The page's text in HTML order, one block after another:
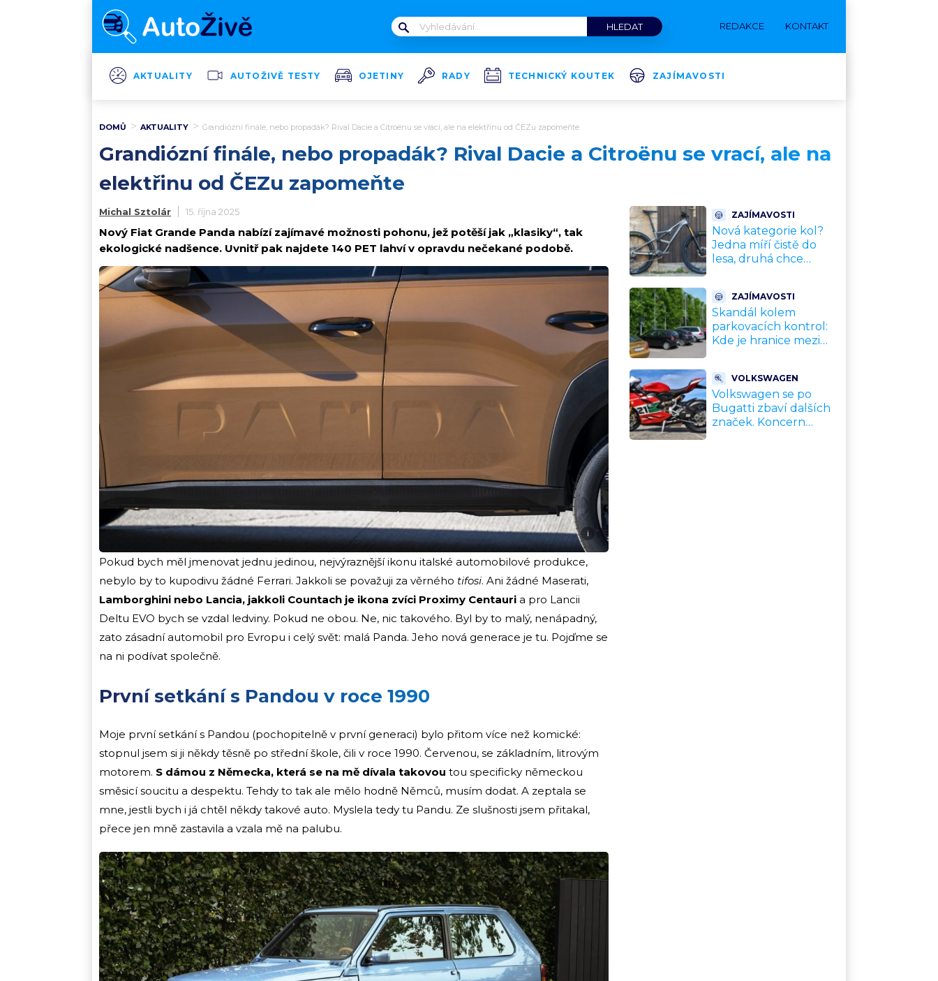
REDAKCE KONTAKT
AKTUALITY AUTOŽIVĚ TESTY OJETINY RADY TECHNICKÝ KOUTEK ZAJÍMAVOSTI
DOMŮ AKTUALITY Grandiózní finále, nebo propadák? Rival Dacie a Citroënu se vrací, ale na elektřinu od ČEZu zapomeňte
Grandiózní finále, nebo propadák? Rival Dacie a Citroënu se vrací, ale na
elektřinu od ČEZu zapomeňte
Michal Sztolár 15. října 2025
Nový Fiat Grande Panda nabízí zajímavé možnosti pohonu, jež potěší jak „klasiky“, tak
ekologické nadšence. Uvnitř pak najdete 140 PET lahví v opravdu nečekané podobě.
i
Pokud bych měl jmenovat jednu jedinou, nejvýraznější ikonu italské automobilové produkce,
nebylo by to kupodivu žádné Ferrari. Jakkoli se považuji za věrného tifosi. Ani žádné Maserati,
Lamborghini nebo Lancia, jakkoli Countach je ikona zvíci Proximy Centauri a pro Lancii
Deltu EVO bych se vzdal ledviny. Pokud ne obou. Ne, nic takového. Byl by to malý, nenápadný,
zato zásadní automobil pro Evropu i celý svět: malá Panda. Jeho nová generace je tu. Pojďme se
na ni podívat společně.
První setkání s Pandou v roce 1990
Moje první setkání s Pandou (pochopitelně v první generaci) bylo přitom více než komické:
stopnul jsem si ji někdy těsně po střední škole, čili v roce 1990. Červenou, se základním, litrovým
motorem. S dámou z Německa, která se na mě dívala takovou tou specificky německou
směsicí soucitu a despektu. Tehdy to tak ale mělo hodně Němců, musím dodat. A zeptala se
mne, jestli bych i já chtěl někdy takové auto. Myslela tedy tu Pandu. Ze slušnosti jsem přitakal,
přece jen mně zastavila a vzala mě na palubu.
ZAJÍMAVOSTI
Nová kategorie kol?
Jedna míří čistě do
lesa, druhá chce
rozporuplné názory
ZAJÍMAVOSTI
Skandál kolem
parkovacích kontrol:
Kde je hranice mezi
výhoda, velký
problém
VOLKSWAGEN
Volkswagen se po
Bugatti zbaví dalších
značek. Koncern